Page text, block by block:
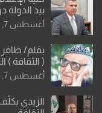
بيد الدولة
أغسطس 7, 2026
بقلم/ ظافر
والإرث
أغسطس 7, 2026
الزيدي